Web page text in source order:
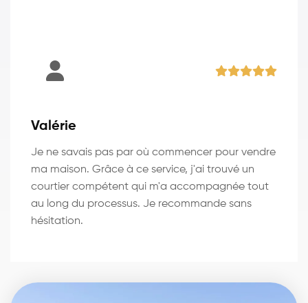
Valérie
Je ne savais pas par où commencer pour vendre
ma maison. Grâce à ce service, j'ai trouvé un
courtier compétent qui m'a accompagnée tout
au long du processus. Je recommande sans
hésitation.